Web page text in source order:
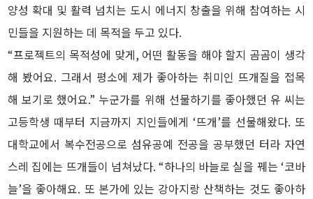
양성 확대 및 활력 넘치는 도시 에너지 창출을 위해 참여하는 시
민들을 지원하는 데 목적을 두고 있다.
“프로젝트의 목적성에 맞게, 어떤 활동을 해야 할지 곰곰이 생각
해 봤어요. 그래서 평소에 제가 좋아하는 취미인 뜨개질을 접목
해 보기로 했어요.” 누군가를 위해 선물하기를 좋아했던 유 씨는
고등학생 때부터 지금까지 지인들에게 ‘뜨개’를 선물해왔다. 또
대학교에서 복수전공으로 섬유공예 전공을 공부했던 터라 자연
스레 집에는 뜨개들이 넘쳐났다. “하나의 바늘로 실을 꿰는 ‘코바
늘’을 좋아해요. 또 본가에 있는 강아지랑 산책하는 것도 좋아하